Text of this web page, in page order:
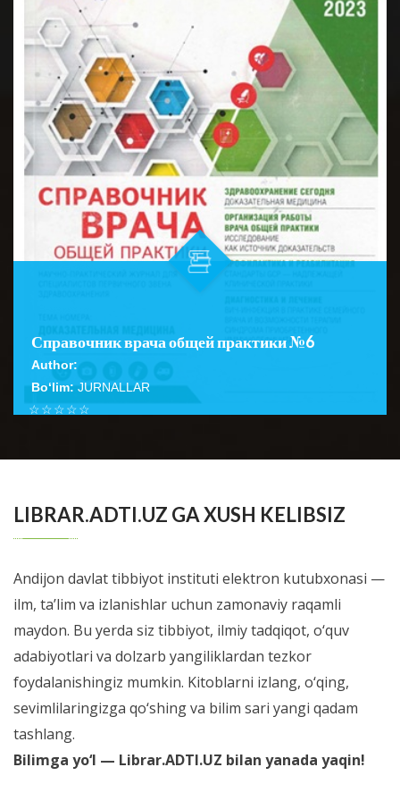
Справочник врача общей практики №6
Author:
Bo‘lim: JURNALLAR
☆
☆
☆
☆
☆
LIBRAR.ADTI.UZ GA XUSH KELIBSIZ
Andijon davlat tibbiyot instituti elektron kutubxonasi —
ilm, ta’lim va izlanishlar uchun zamonaviy raqamli
maydon. Bu yerda siz tibbiyot, ilmiy tadqiqot, o‘quv
adabiyotlari va dolzarb yangiliklardan tezkor
foydalanishingiz mumkin. Kitoblarni izlang, o‘qing,
sevimlilaringizga qo‘shing va bilim sari yangi qadam
tashlang.
Bilimga yo‘l — Librar.ADTI.UZ bilan yanada yaqin!